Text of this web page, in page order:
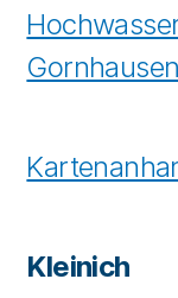
Gornhausen
Kleinich